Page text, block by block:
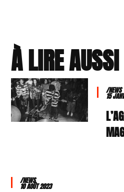
À LIRE AUSSI
/NEWS
15
/NEWS
10 AOÛT 2023